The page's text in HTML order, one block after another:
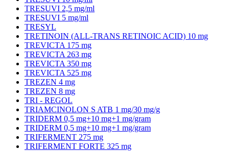
TRESUVI 2,5 mg/ml
TRESUVI 5 mg/ml
TRESYL
TRETINOIN (ALL-TRANS RETINOIC ACID) 10 mg
TREVICTA 175 mg
TREVICTA 263 mg
TREVICTA 350 mg
TREVICTA 525 mg
TREZEN 4 mg
TREZEN 8 mg
TRI - REGOL
TRIAMCINOLON S ATB 1 mg/30 mg/g
TRIDERM 0,5 mg+10 mg+1 mg/gram
TRIDERM 0,5 mg+10 mg+1 mg/gram
TRIFERMENT 275 mg
TRIFERMENT FORTE 325 mg